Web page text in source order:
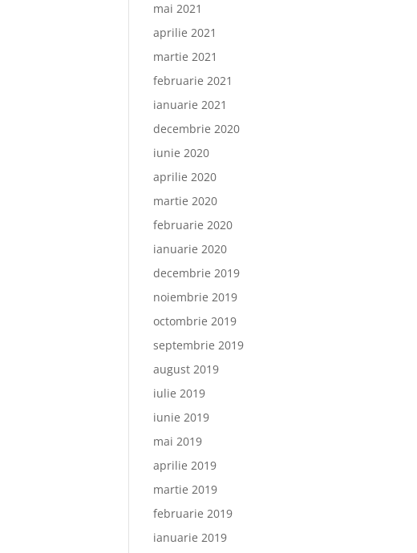
mai 2021
aprilie 2021
martie 2021
februarie 2021
ianuarie 2021
decembrie 2020
iunie 2020
aprilie 2020
martie 2020
februarie 2020
ianuarie 2020
decembrie 2019
noiembrie 2019
octombrie 2019
septembrie 2019
august 2019
iulie 2019
iunie 2019
mai 2019
aprilie 2019
martie 2019
februarie 2019
ianuarie 2019